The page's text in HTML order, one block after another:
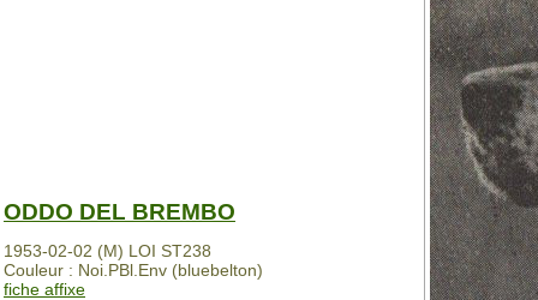
ODDO DEL BREMBO
1953-02-02 (M) LOI ST238
Couleur : Noi.PBl.Env (bluebelton)
fiche affixe